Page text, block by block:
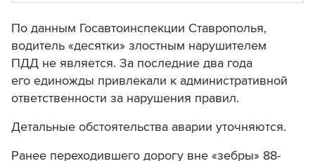
По данным Госавтоинспекции Ставрополья,
водитель «десятки» злостным нарушителем
ПДД не является. За последние два года
его единожды привлекали к административной
ответственности за нарушения правил.
Детальные обстоятельства аварии уточняются.
Ранее переходившего дорогу вне «зебры» 88-